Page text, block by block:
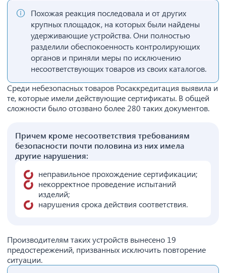
Похожая реакция последовала и от других
крупных площадок, на которых были найдены
удерживающие устройства. Они полностью
разделили обеспокоенность контролирующих
органов и приняли меры по исключению
несоответствующих товаров из своих каталогов.
Среди небезопасных товаров Росаккредитация выявила и
те, которые имели действующие сертификаты. В общей
сложности было отозвано более 280 таких документов.
Причем кроме несоответствия требованиям
безопасности почти половина из них имела
другие нарушения:
неправильное прохождение сертификации;
некорректное проведение испытаний
изделий;
нарушения срока действия соответствия.
Производителям таких устройств вынесено 19
предостережений, призванных исключить повторение
ситуации.